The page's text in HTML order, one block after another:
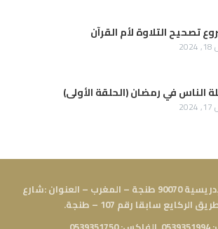
تصحيح التلاوة لأم القرآن
الناس في رمضان (الحلقة الأولى)
ص.ب 4134 بريد الإدريسية 90070 طنجة – المغرب – العنوان :شارع
الركايع سابقا رقم 107 – طنجة.